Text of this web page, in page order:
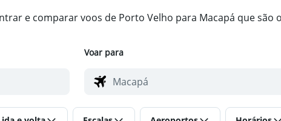
e comparar voos de Porto Velho para Macapá que são
Voar para